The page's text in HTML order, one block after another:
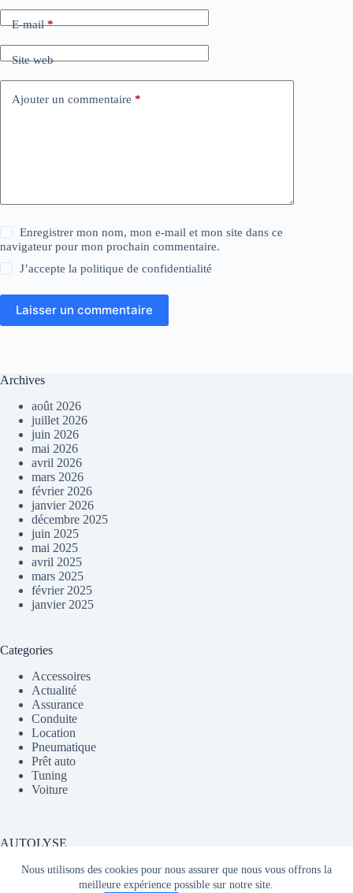
Nous utilisons des cookies pour nous assurer que nous vous offrons la
meilleure expérience possible sur notre site.
E-mail*
Site web
Ajouter un commentaire *
Enregistrer mon nom, mon e-mail et mon site dans ce
navigateur pour mon prochain commentaire.
J’accepte lapolitique de confidentialité
Laisser un commentaire
Archives
août 2026
juillet 2026
juin 2026
mai 2026
avril 2026
mars 2026
février 2026
janvier 2026
décembre 2025
juin 2025
mai 2025
avril 2025
mars 2025
février 2025
janvier 2025
Categories
Accessoires
Actualité
Assurance
Conduite
Location
Pneumatique
Prêt auto
Tuning
Voiture
AUTOLYSE